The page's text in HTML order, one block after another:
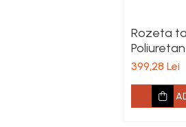
Rozeta
785 x 48
399,28 Lei